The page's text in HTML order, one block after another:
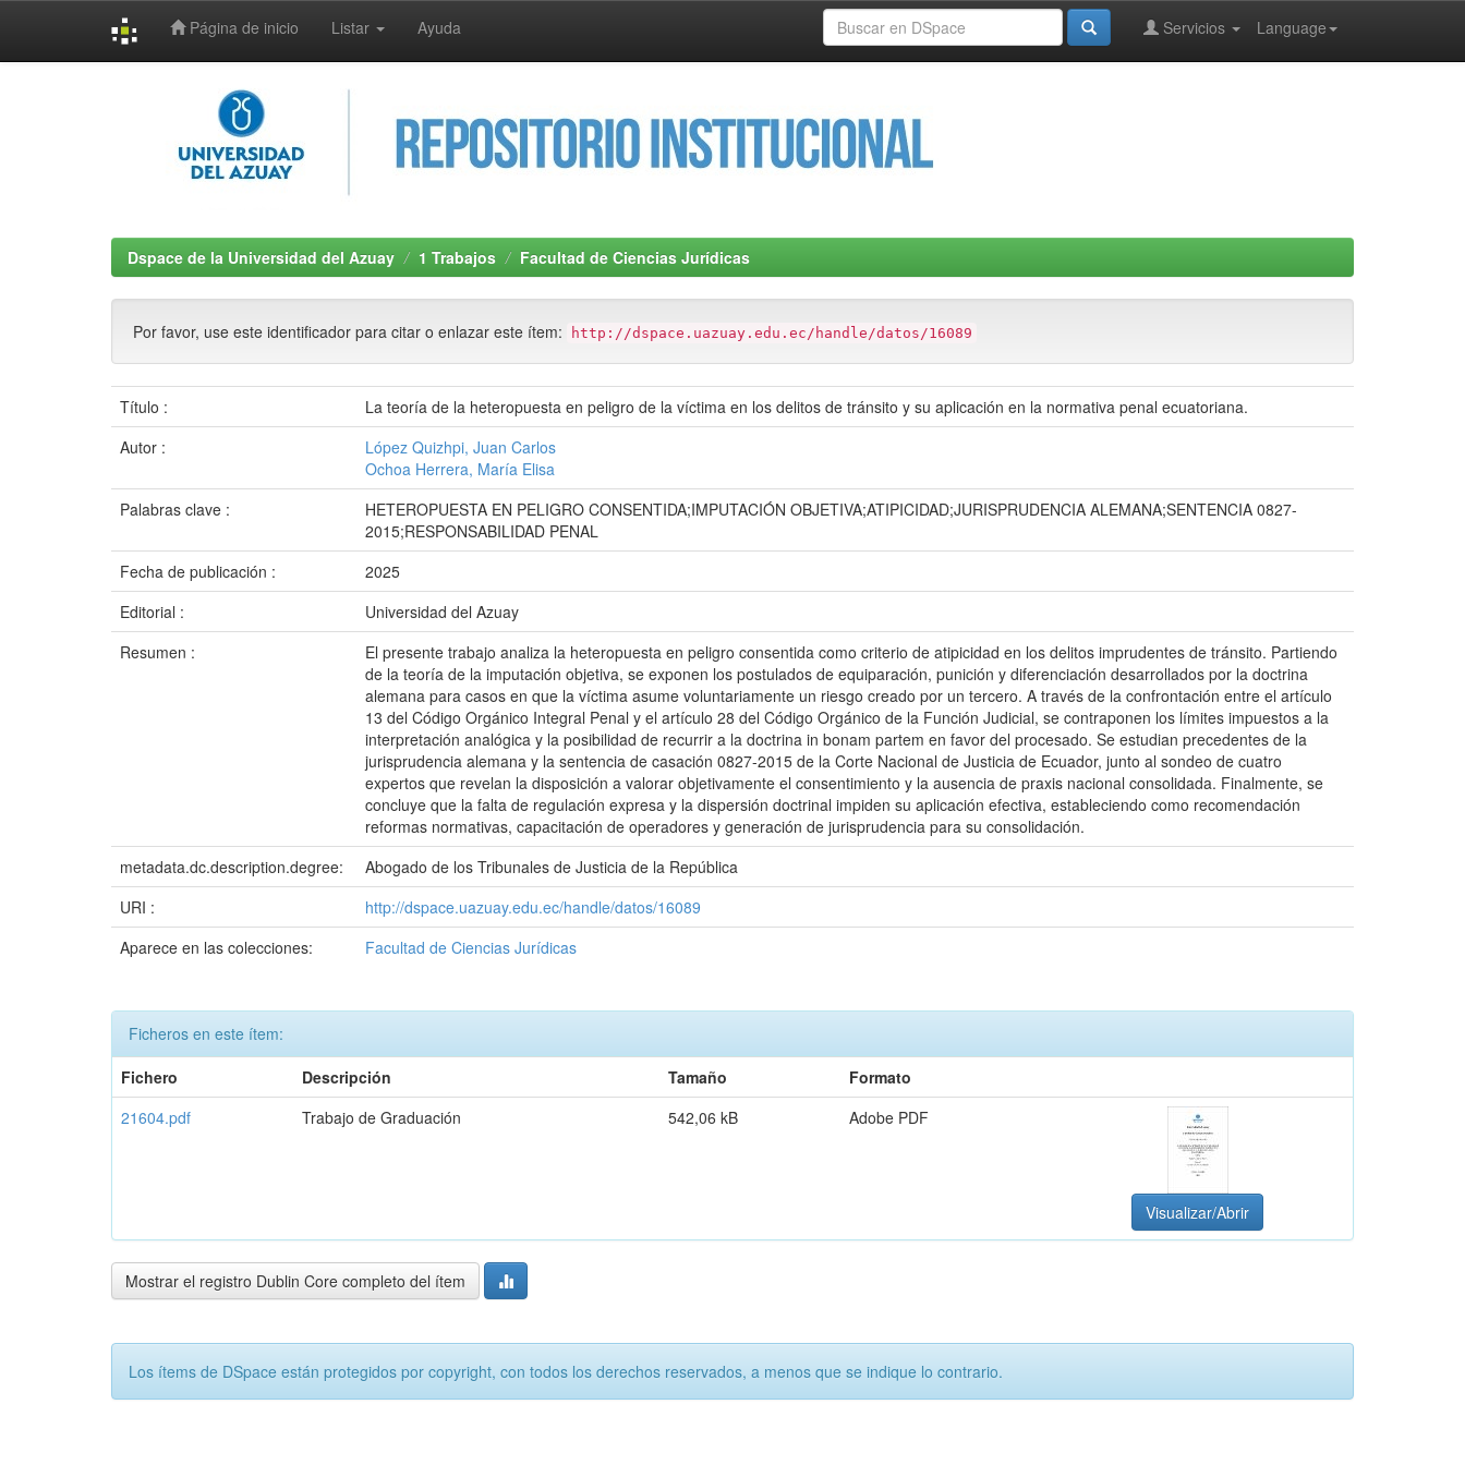
Página de inicio Listar Ayuda Language
Servicios
Dspace de la Universidad del Azuay 1 Trabajos Facultad de Ciencias Jurídicas
Por favor, use este identificador para citar o enlazar este ítem: http://dspace.uazuay.edu.ec/handle/datos/16089
Título :
La teoría de la heteropuesta en peligro de la víctima en los delitos de tránsito y su aplicación en la normativa penal ecuatoriana.
Autor :
López Quizhpi, Juan Carlos
Ochoa Herrera, María Elisa
Palabras clave :
HETEROPUESTA EN PELIGRO CONSENTIDA;IMPUTACIÓN OBJETIVA;ATIPICIDAD;JURISPRUDENCIA ALEMANA;SENTENCIA 0827-
2015;RESPONSABILIDAD PENAL
Fecha de publicación :
2025
Editorial :
Universidad del Azuay
Resumen :
El presente trabajo analiza la heteropuesta en peligro consentida como criterio de atipicidad en los delitos imprudentes de tránsito. Partiendo
de la teoría de la imputación objetiva, se exponen los postulados de equiparación, punición y diferenciación desarrollados por la doctrina
alemana para casos en que la víctima asume voluntariamente un riesgo creado por un tercero. A través de la confrontación entre el artículo
13 del Código Orgánico Integral Penal y el artículo 28 del Código Orgánico de la Función Judicial, se contraponen los límites impuestos a la
interpretación analógica y la posibilidad de recurrir a la doctrina in bonam partem en favor del procesado. Se estudian precedentes de la
jurisprudencia alemana y la sentencia de casación 0827-2015 de la Corte Nacional de Justicia de Ecuador, junto al sondeo de cuatro
expertos que revelan la disposición a valorar objetivamente el consentimiento y la ausencia de praxis nacional consolidada. Finalmente, se
concluye que la falta de regulación expresa y la dispersión doctrinal impiden su aplicación efectiva, estableciendo como recomendación
reformas normativas, capacitación de operadores y generación de jurisprudencia para su consolidación.
metadata.dc.description.degree:
Abogado de los Tribunales de Justicia de la República
URI :
http://dspace.uazuay.edu.ec/handle/datos/16089
Aparece en las colecciones:
Facultad de Ciencias Jurídicas
Ficheros en este ítem:
Fichero
Descripción Tamaño
Formato
21604.pdf
Trabajo de Graduación 542,06 kB Adobe PDF
Visualizar/Abrir
Mostrar el registro Dublin Core completo del ítem
Los ítems de DSpace están protegidos por copyright, con todos los derechos reservados, a menos que se indique lo contrario.